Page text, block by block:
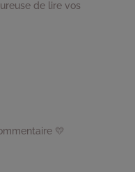
de lire vos
💛